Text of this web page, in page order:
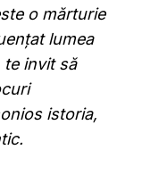
o mărturie
lumea
te invit să
istoria,